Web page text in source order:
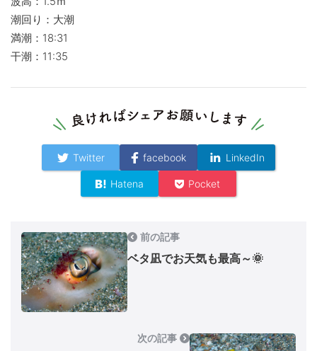
潮回り：大潮
満潮：18:31
干潮：11:35
Twitter facebook LinkedIn
Hatena Pocket
前の記事
ベタ凪でお天気も最高～🌞
次の記事